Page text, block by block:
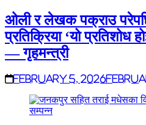
ओली र लेखक पक्राउ
प्रतिक्रिया ‘यो प्रतिशोध
— गृहमन्त्री
February 5, 2026